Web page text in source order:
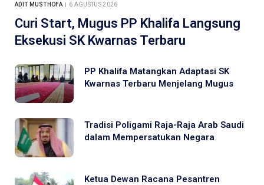
ADIT MUSTHOFA 6 AGUSTUS 2026
Curi Start, Mugus PP Khalifa Langsung
Eksekusi SK Kwarnas Terbaru
PP Khalifa Matangkan Adaptasi SK
Kwarnas Terbaru Menjelang Mugus
Tradisi Poligami Raja-Raja Arab Saudi
dalam Mempersatukan Negara
Ketua Dewan Racana Pesantren